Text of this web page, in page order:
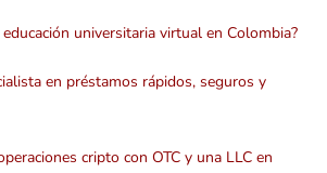
universitaria virtual en Colombia?
en préstamos rápidos, seguros y
cripto con OTC y una LLC en